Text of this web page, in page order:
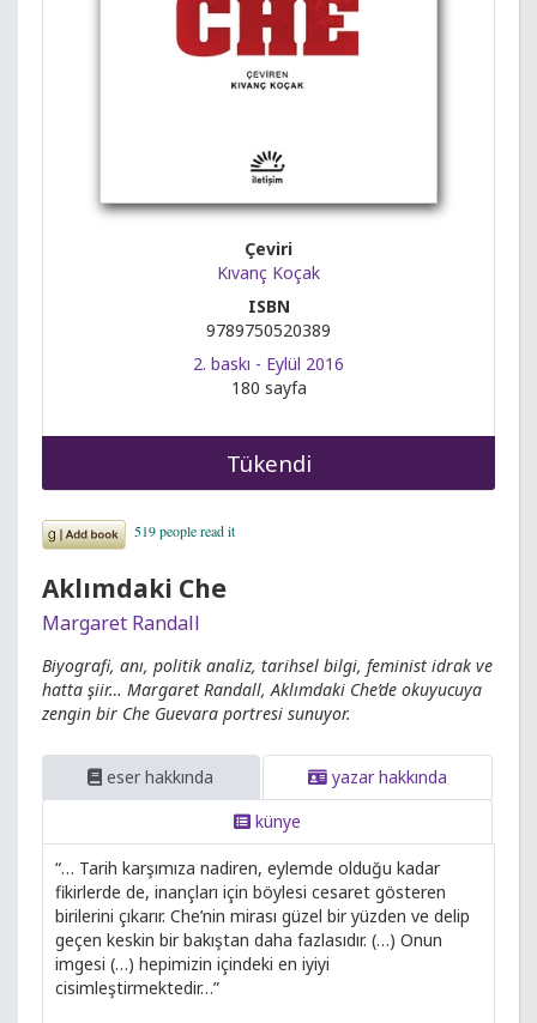
Çeviri
Kıvanç Koçak
ISBN
9789750520389
2. baskı - Eylül 2016
180 sayfa
Tükendi
Aklımdaki Che
Margaret Randall
Biyografi, anı, politik analiz, tarihsel bilgi, feminist idrak ve
hatta şiir… Margaret Randall, Aklımdaki Che’de okuyucuya
zengin bir Che Guevara portresi sunuyor.
eser hakkında
yazar hakkında
künye
“… Tarih karşımıza nadiren, eylemde olduğu kadar
fikirlerde de, inançları için böylesi cesaret gösteren
birilerini çıkarır. Che’nin mirası güzel bir yüzden ve delip
geçen keskin bir bakıştan daha fazlasıdır. (…) Onun
imgesi (…) hepimizin içindeki en iyiyi
cisimleştirmektedir…”